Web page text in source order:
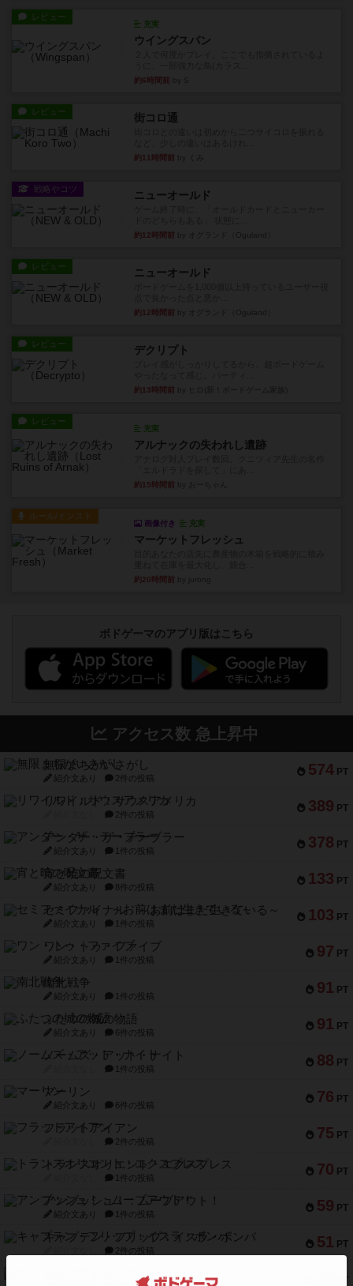
レビュー
充実
ウイングスパン
約6時間前
レビュー 街コロ通
約11時間前
戦略やコツ ニューオールド
約12時間前
レビュー ニューオールド
約12時間前
レビュー デクリプト
約13時間前
レビュー
充実
アルナックの失われし遺跡
約15時間前
ルール/インスト
画像付き 充実
マーケットフレッシュ
約20時間前
ボドゲーマのアプリ版はこちら
アクセス数 急上昇中
574 PT
無限まちがいさがし
紹介文あり 2件の投稿
389 PT
リワイルド：サウスアメリカ
2件の投稿
378 PT
アンダー・ザ・テーブラー
紹介文あり 1件の投稿
133 PT
宵と暁の呪文書
紹介文あり 8件の投稿
103 PT
セミファイナル ～お前はまだ生きている～
紹介文あり 1件の投稿
97 PT
ワン・トゥ・ファイブ
紹介文あり 1件の投稿
91 PT
南北戦争
紹介文あり 1件の投稿
91 PT
ふたつの城の物語
紹介文あり 6件の投稿
88 PT
ノームズ・アット・ナイト
1件の投稿
76 PT
マーリン
紹介文あり 6件の投稿
75 PT
フラットアイアン
2件の投稿
70 PT
トランスオリエント・エクスプレス
1件の投稿
59 PT
アンブッシュ！：ムーブアウト！
紹介文あり 1件の投稿
51 PT
キャプテン・フリップ：イスラ・ボンバ
2件の投稿
PT